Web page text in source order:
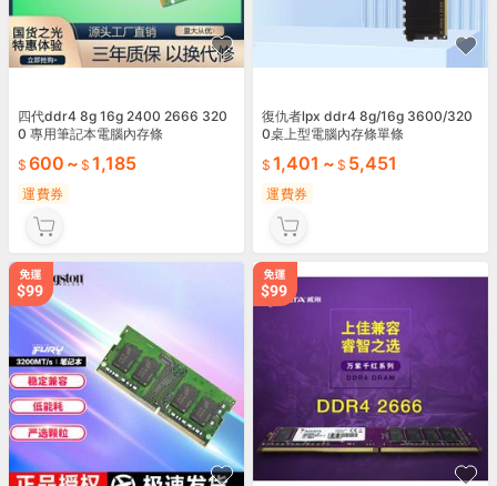
四代ddr4 8g 16g 2400 2666 320
0 專用筆記本電腦內存條
600 ~ 1,185
運費券
復仇者lpx ddr4 8g/16g 3600/320
0桌上型電腦內存條單條
1,401 ~ 5,451
運費券